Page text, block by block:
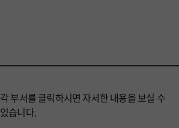
각 부서를 클릭하시면 자세한 내용을 보실 수
있습니다.